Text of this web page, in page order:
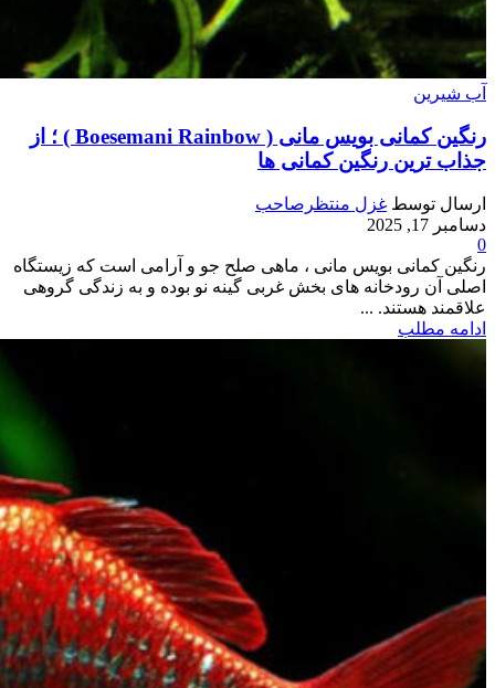
آب شیرین
رنگین کمانی بویس مانی ( Boesemani Rainbow ) ؛ از
جذاب ترین رنگین کمانی ها
ارسال توسط غزل منتظرصاحب
دسامبر 17, 2025
0
رنگین کمانی بویس مانی ، ماهی صلح جو و آرامی است که زیستگاه
اصلی آن رودخانه های بخش غربی گینه نو بوده و به زندگی گروهی
علاقمند هستند. ...
ادامه مطلب